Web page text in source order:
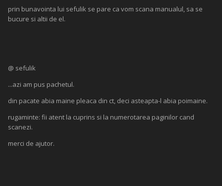
prin bunavointa lui sefulik se pare ca vom scana manualul, sa se
bucure si altii de el.
@ sefulik
...azi am pus pachetul.
din pacate abia maine pleaca din ct, deci asteapta-l abia poimaine.
rugaminte: fii atent la cuprins si la numerotarea paginilor cand
scanezi.
merci de ajutor.